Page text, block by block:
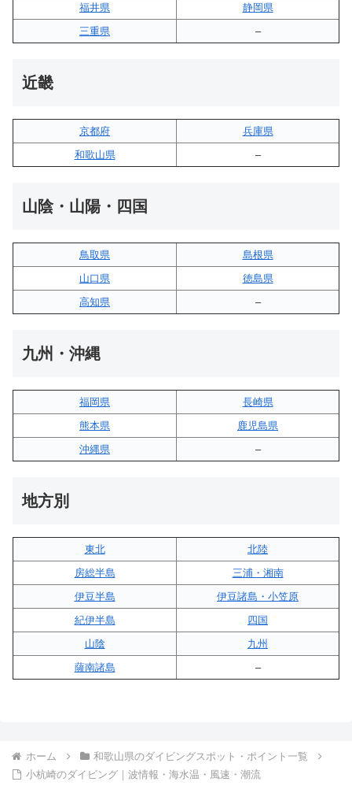
福井県
静岡県
三重県
–
近畿
京都府
兵庫県
和歌山県
–
山陰・山陽・四国
鳥取県
島根県
山口県
徳島県
高知県
–
九州・沖縄
福岡県
長崎県
熊本県
鹿児島県
沖縄県
–
地方別
東北
北陸
房総半島
三浦・湘南
伊豆半島
伊豆諸島・小笠原
紀伊半島
四国
山陰
九州
薩南諸島
–
ホーム
和歌山県のダイビングスポット・ポイント一覧
小杭崎のダイビング｜波情報・海水温・風速・潮流